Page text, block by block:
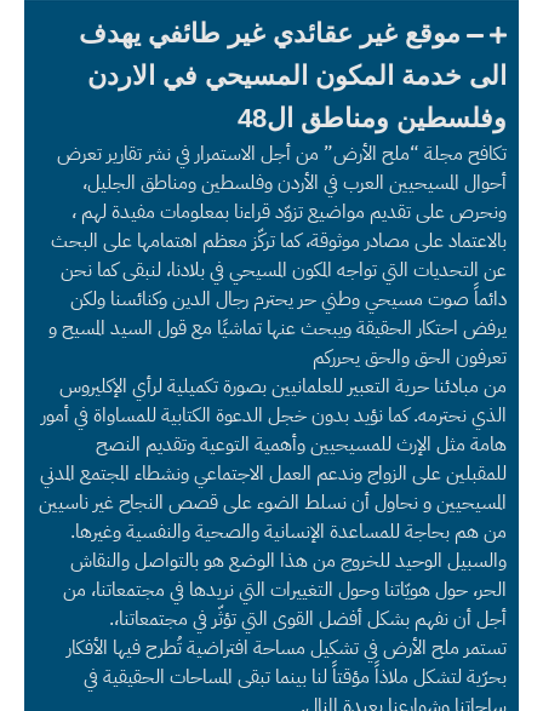
موقع غير عقائدي غير طائفي يهدف
الى خدمة المكون المسيحي في الاردن
وفلسطين ومناطق ال48
تكافح مجلة “ملح الأرض” من أجل الاستمرار في نشر تقارير تعرض
أحوال المسيحيين العرب في الأردن وفلسطين ومناطق الجليل،
ونحرص على تقديم مواضيع تزوّد قراءنا بمعلومات مفيدة لهم ،
بالاعتماد على مصادر موثوقة، كما تركّز معظم اهتمامها على البحث
عن التحديات التي تواجه المكون المسيحي في بلادنا، لنبقى كما نحن
دائماً صوت مسيحي وطني حر يحترم رجال الدين وكنائسنا ولكن
يرفض احتكار الحقيقة ويبحث عنها تماشيًا مع قول السيد المسيح و
تعرفون الحق والحق يحرركم
من مبادئنا حرية التعبير للعلمانيين بصورة تكميلية لرأي الإكليروس
الذي نحترمه. كما نؤيد بدون خجل الدعوة الكتابية للمساواة في أمور
هامة مثل الإرث للمسيحيين وأهمية التوعية وتقديم النصح
للمقبلين على الزواج وندعم العمل الاجتماعي ونشطاء المجتمع المدني
المسيحيين و نحاول أن نسلط الضوء على قصص النجاح غير ناسيين
من هم بحاجة للمساعدة الإنسانية والصحية والنفسية وغيرها.
والسبيل الوحيد للخروج من هذا الوضع هو بالتواصل والنقاش
الحر، حول هويّاتنا وحول التغييرات التي نريدها في مجتمعاتنا، من
أجل أن نفهم بشكل أفضل القوى التي تؤثّر في مجتمعاتنا،.
تستمر ملح الأرض في تشكيل مساحة افتراضية تُطرح فيها الأفكار
بحرّية لتشكل ملاذاً مؤقتاً لنا بينما تبقى المساحات الحقيقية في